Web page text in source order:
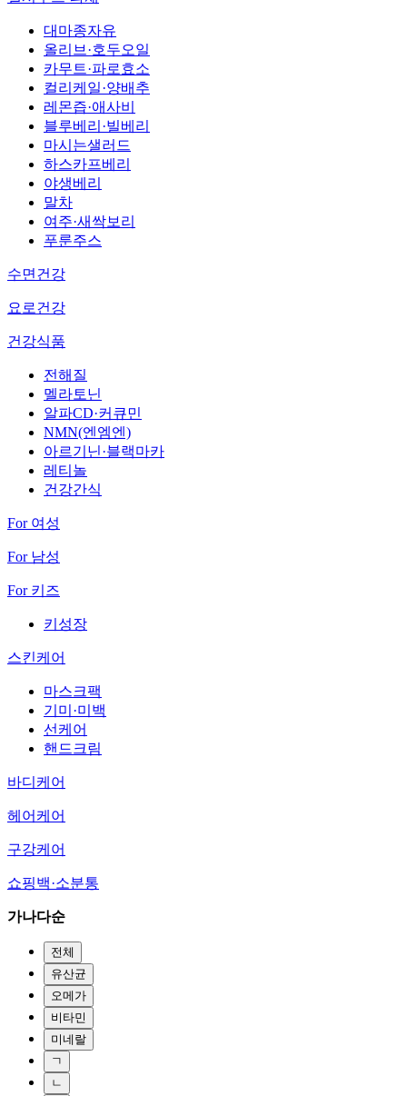
대마종자유
올리브·호두오일
카무트·파로효소
컬리케일·양배추
레몬즙·애사비
블루베리·빌베리
마시는샐러드
하스카프베리
야생베리
말차
여주·새싹보리
푸룬주스
수면건강
요로건강
건강식품
전해질
멜라토닌
알파CD·커큐민
NMN(엔엠엔)
아르기닌·블랙마카
레티놀
건강간식
For 여성
For 남성
For 키즈
키성장
스킨케어
마스크팩
기미·미백
선케어
핸드크림
바디케어
헤어케어
구강케어
쇼핑백·소분통
가나다순
전체
유산균
오메가
비타민
미네랄
ㄱ
ㄴ